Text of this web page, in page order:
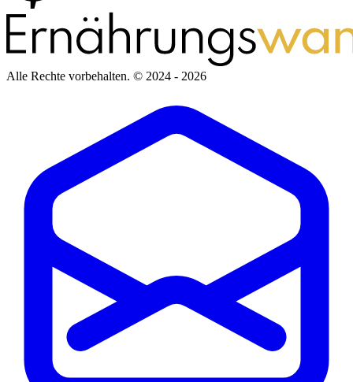
Alle Rechte vorbehalten. © 2024 - 2026